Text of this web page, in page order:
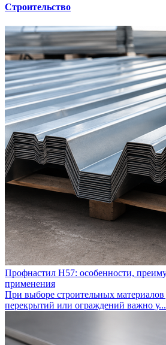
Строительство
Профнастил Н57: особенности,
применения
При выборе строительных материалов
перекрытий или ограждений важно у...